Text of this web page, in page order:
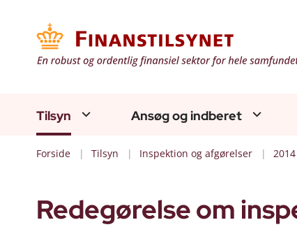
Tilsyn Ansøg og indberet
Forside Tilsyn Inspektion og afgørelser 2014
Redegørelse om